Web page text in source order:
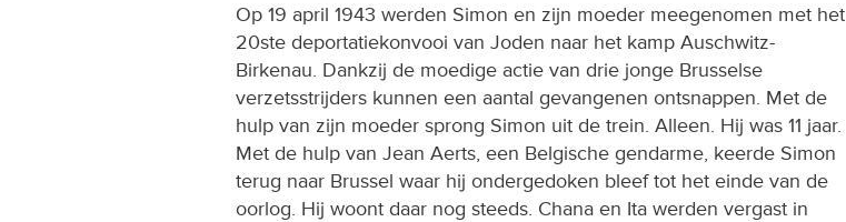
Op 19 april 1943 werden Simon en zijn moeder meegenomen met het
20ste deportatiekonvooi van Joden naar het kamp Auschwitz-
Birkenau. Dankzij de moedige actie van drie jonge Brusselse
verzetsstrijders kunnen een aantal gevangenen ontsnappen. Met de
hulp van zijn moeder sprong Simon uit de trein. Alleen. Hij was 11 jaar.
Met de hulp van Jean Aerts, een Belgische gendarme, keerde Simon
terug naar Brussel waar hij ondergedoken bleef tot het einde van de
oorlog. Hij woont daar nog steeds. Chana en Ita werden vergast in